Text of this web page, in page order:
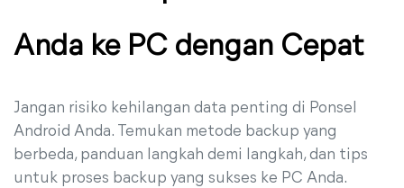
Anda ke PC dengan Cepat
Jangan risiko kehilangan data penting di Ponsel
Android Anda. Temukan metode backup yang
berbeda, panduan langkah demi langkah, dan tips
untuk proses backup yang sukses ke PC Anda.